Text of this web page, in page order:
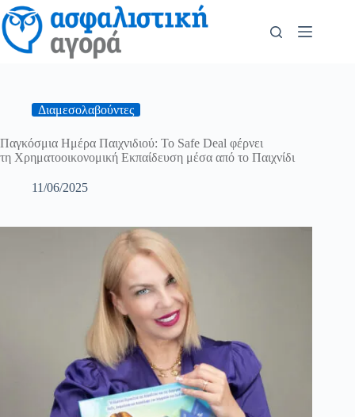
Διαμεσολαβούντες
Παγκόσμια Ημέρα Παιχνιδιού: Το Safe Deal φέρνει
τη Χρηματοοικονομική Εκπαίδευση μέσα από το Παιχνίδι
11/06/2025